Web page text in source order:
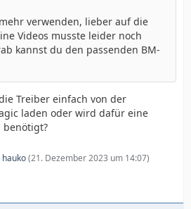
verwenden, lieber auf die
Videos musste leider noch
kannst du den passenden BM-
Treiber einfach von der
laden oder wird dafür eine
benötigt?
hauko(21. Dezember 2023 um 14:07)